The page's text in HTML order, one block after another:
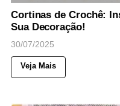
Cortinas de Crochê:
Sua Decoração!
30/07/2025
Veja Mais